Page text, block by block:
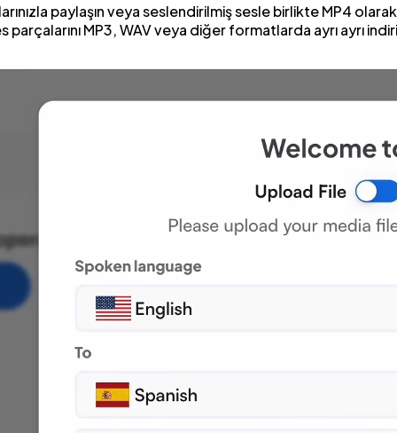
paylaşın veya seslendirilmiş sesle birlikte MP4 olarak
parçalarını MP3, WAV veya diğer formatlarda ayrı ayrı